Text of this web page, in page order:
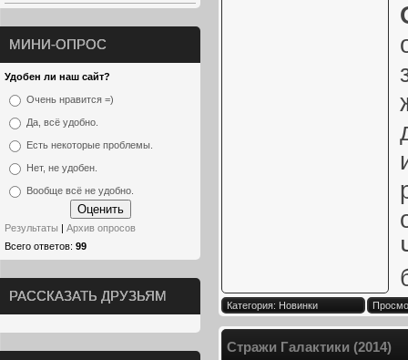
МИНИ-ОПРОС
Удобен ли наш сайт?
Очень нравится =)
Да, всё удобно.
Есть некоторые проблемы.
Нет, не удобен.
Вообще всё не удобно.
Результаты
Архив опросов
Всего ответов: 99
РАССКАЗАТЬ ДРУЗЬЯМ
Категория: Новинки
Стражи Галактики (2014)